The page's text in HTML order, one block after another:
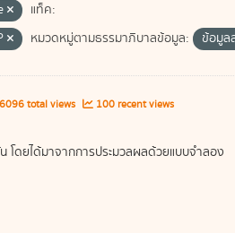
แท็ค:
หมวดหมู่ตามธรรมาภิบาลข้อมูล: ข้อมูล
total views 100 recent views
ดยได้มาจากการประมวลผลด้วยแบบจำลอง